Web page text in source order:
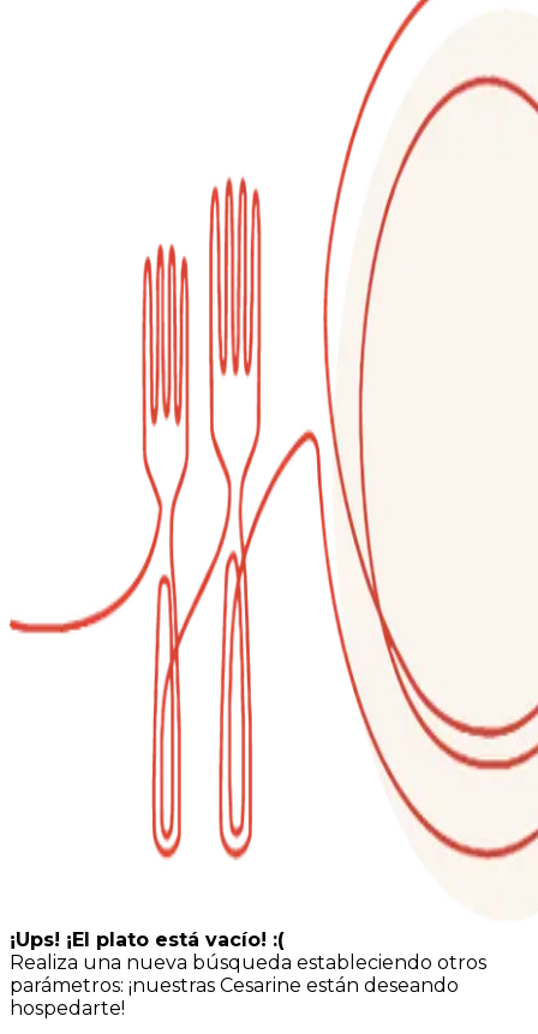
¡Ups! ¡El plato está vacío! :(
Realiza una nueva búsqueda estableciendo otros
parámetros: ¡nuestras Cesarine están deseando
hospedarte!